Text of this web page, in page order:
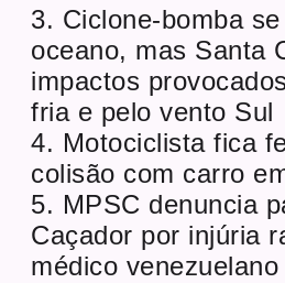
3. Ciclone-bomba
oceano, mas Santa
impactos
fria e pelo vento Sul
4. Motociclista fica
colisão com carro
5. MPSC denuncia
Caçador por injúria
médico